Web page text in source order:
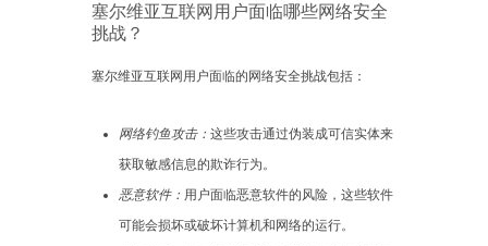
塞尔维亚互联网用户面临哪些网络安全
挑战？
塞尔维亚互联网用户面临的网络安全挑战包括：
网络钓鱼攻击： 这些攻击通过伪装成可信实体来
获取敏感信息的欺诈行为。
恶意软件： 用户面临恶意软件的风险，这些软件
可能会损坏或破坏计算机和网络的运行。